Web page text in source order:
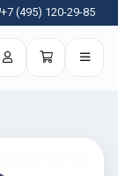
+7 (495) 120-29-85